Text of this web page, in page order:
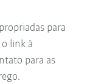
para
link à
para as